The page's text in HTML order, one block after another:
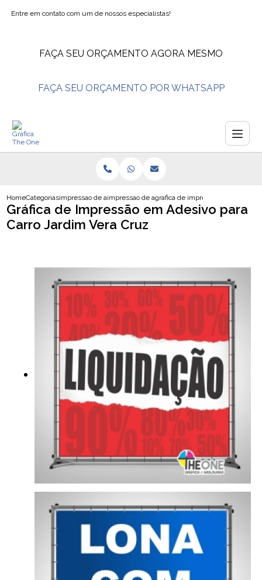
Entre em contato com um de nossos especialistas!
FAÇA SEU ORÇAMENTO AGORA MESMO
FAÇA SEU ORÇAMENTO POR WHATSAPP
HomeCategoriasimpressao de adesivosimpressao de adesivos personalizados
grafica de impressao em adesivo
Gráfica de Impressão em Adesivo para
Carro Jardim Vera Cruz